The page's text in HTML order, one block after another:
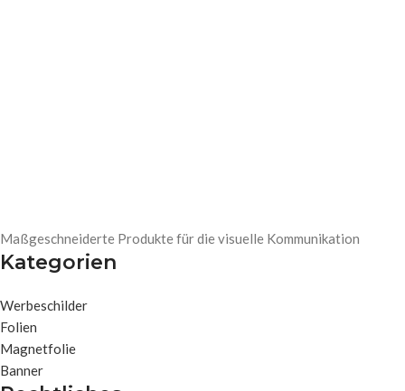
Maßgeschneiderte Produkte für die visuelle Kommunikation
Kategorien
Werbeschilder
Folien
Magnetfolie
Banner